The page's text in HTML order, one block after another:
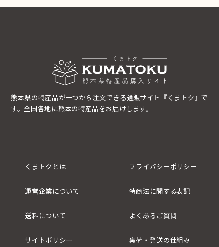
熊本県の特産品が一つから注文できる通販サイト『くまトク』で
す。全国各地に熊本の特産品をお届けします。
くまトクとは
運営企業について
送料について
サイトポリシー
プライバシーポリシー
特商法に関する表記
よくあるご質問
集荷・発送の仕組み